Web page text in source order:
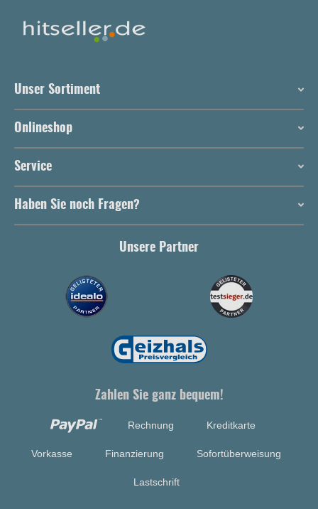
Unser Sortiment
Onlineshop
Service
Haben Sie noch Fragen?
Unsere Partner
Zahlen Sie ganz bequem!
Rechnung Kreditkarte
Vorkasse Finanzierung Sofortüberweisung
Lastschrift